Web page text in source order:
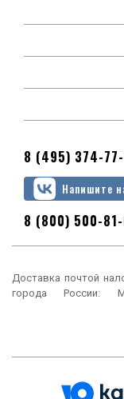
8 (495) 374-
Напишите
8 (800) 500-
Доставка почтой
города России:
Ростов-на-Дону,
Ульяновск, Иркутск,
Челны, Пенза,